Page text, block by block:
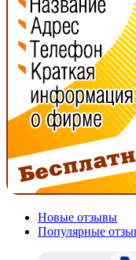
Новые отзывы
Популярные